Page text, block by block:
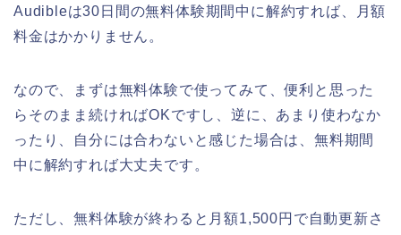
Audibleは30日間の無料体験期間中に解約すれば、月額
料金はかかりません。
なので、まずは無料体験で使ってみて、便利と思った
らそのまま続ければOKですし、逆に、あまり使わなか
ったり、自分には合わないと感じた場合は、無料期間
中に解約すれば大丈夫です。
ただし、無料体験が終わると月額1,500円で自動更新さ